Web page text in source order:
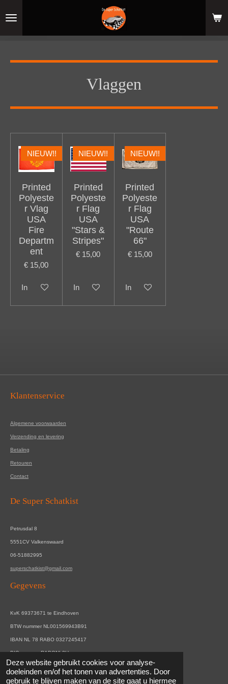
Deze website gebruikt cookies voor analyse-
doeleinden en/of het tonen van advertenties. Door
gebruik te blijven maken van de site gaat u hiermee
direct
naar
hoofdinhoud
Vlaggen
NIEUW!!
Printed
Polyeste
r Vlag
USA
Fire
Departm
ent
€ 15,00
In winkelwagen
NIEUW!!
Printed
Polyeste
r Flag
USA
"Stars &
Stripes"
€ 15,00
In winkelwagen
NIEUW!!
Printed
Polyeste
r Flag
USA
"Route
66"
€ 15,00
In winkelwagen
Klantenservice
Algemene voorwaarden
Verzending en levering
Betaling
Retouren
Contact
De Super Schatkist
Petrusdal 8
5551CV Valkenswaard
06-51882995
superschatkist@gmail.com
Gegevens
KvK 69373671 te Eindhoven
BTW nummer NL001569943B91
IBAN NL 78 RABO 0327245417
BIC nummer RABONL2U
© 2021 De Super Schatkist.
Powered byJouwWeb